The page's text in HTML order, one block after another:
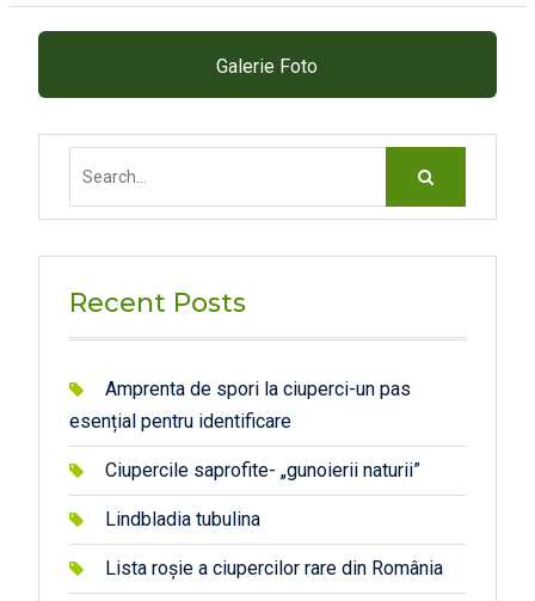
Galerie Foto
Recent Posts
Amprenta de spori la ciuperci-un pas
esențial pentru identificare
Ciupercile saprofite- „gunoierii naturii”
Lindbladia tubulina
Lista roșie a ciupercilor rare din România